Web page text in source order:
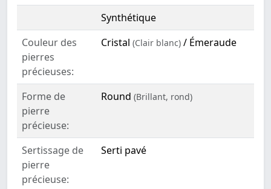
Synthétique
Couleur des
pierres
précieuses:
Cristal (Clair blanc) / Émeraude
Forme de
pierre
précieuse:
Round (Brillant, rond)
Sertissage de
pierre
précieuse:
Serti pavé